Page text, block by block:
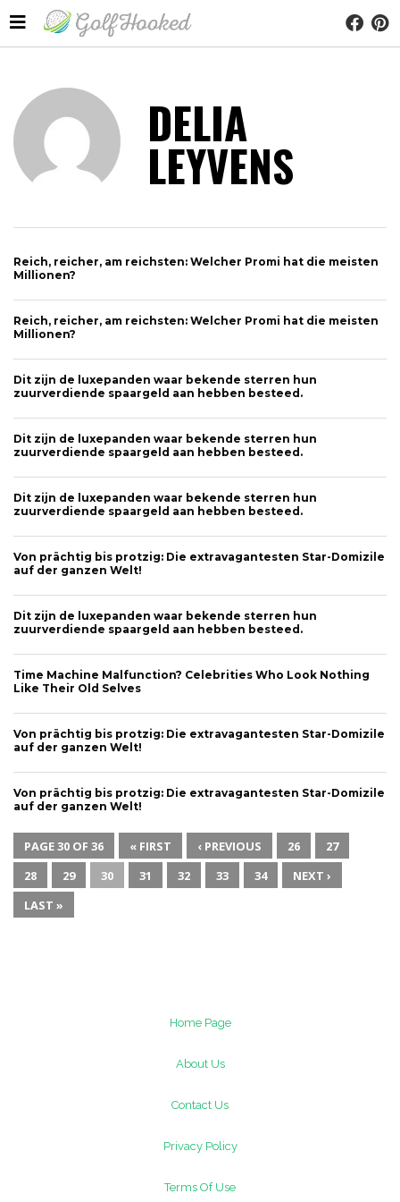
DELIA
LEYVENS
Reich, reicher, am reichsten: Welcher Promi hat die meisten
Millionen?
Reich, reicher, am reichsten: Welcher Promi hat die meisten
Millionen?
Dit zijn de luxepanden waar bekende sterren hun
zuurverdiende spaargeld aan hebben besteed.
Dit zijn de luxepanden waar bekende sterren hun
zuurverdiende spaargeld aan hebben besteed.
Dit zijn de luxepanden waar bekende sterren hun
zuurverdiende spaargeld aan hebben besteed.
Von prächtig bis protzig: Die extravagantesten Star-Domizile
auf der ganzen Welt!
Dit zijn de luxepanden waar bekende sterren hun
zuurverdiende spaargeld aan hebben besteed.
Time Machine Malfunction? Celebrities Who Look Nothing
Like Their Old Selves
Von prächtig bis protzig: Die extravagantesten Star-Domizile
auf der ganzen Welt!
Von prächtig bis protzig: Die extravagantesten Star-Domizile
auf der ganzen Welt!
PAGE 30 OF 36 « FIRST ‹ PREVIOUS 26
27
28
29 30 31 32 33 34
NEXT ›
LAST »
Home Page
About Us
Contact Us
Privacy Policy
Terms Of Use